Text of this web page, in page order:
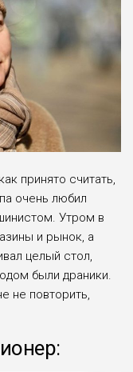
принято считать,
очень любил
Утром в
и рынок, а
целый стол,
были драники.
не повторить,